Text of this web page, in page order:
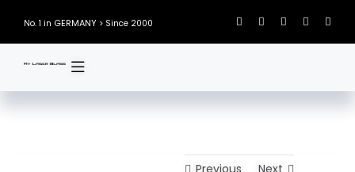
content
No. 1 in GERMANY > Since 2000
Previous Next